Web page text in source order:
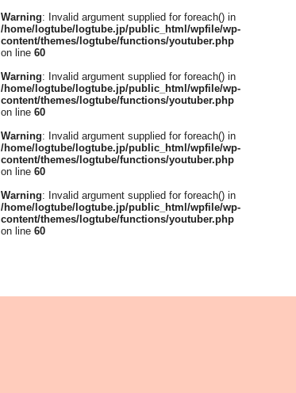
Warning: Invalid argument supplied for foreach() in
/home/logtube/logtube.jp/public_html/wpfile/wp-
content/themes/logtube/functions/youtuber.php
on line 60
Warning: Invalid argument supplied for foreach() in
/home/logtube/logtube.jp/public_html/wpfile/wp-
content/themes/logtube/functions/youtuber.php
on line 60
Warning: Invalid argument supplied for foreach() in
/home/logtube/logtube.jp/public_html/wpfile/wp-
content/themes/logtube/functions/youtuber.php
on line 60
Warning: Invalid argument supplied for foreach() in
/home/logtube/logtube.jp/public_html/wpfile/wp-
content/themes/logtube/functions/youtuber.php
on line 60